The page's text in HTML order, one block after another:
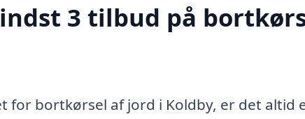
3 tilbud på
for bortkørsel af jord i Koldby, er det altid